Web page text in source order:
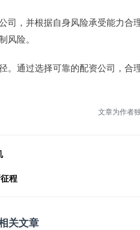
司，并根据自身风险承受能力合
险。
。通过选择可靠的配资公司，合
文章为作者
程
关文章